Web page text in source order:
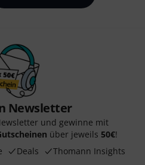
Newsletter
und gewinne mit
über jeweils 50€!
Deals Thomann Insights